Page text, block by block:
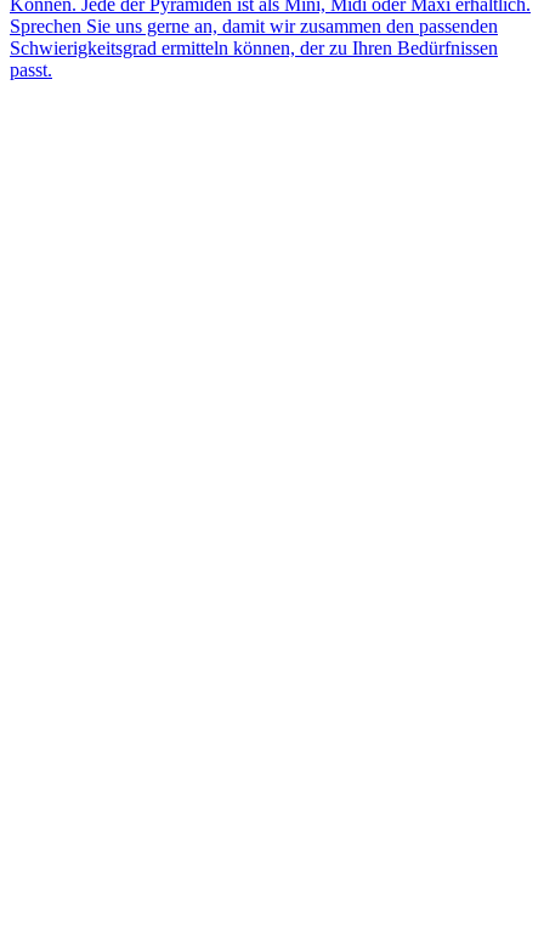
Sprechen Sie uns gerne an, damit wir zusammen den passenden
Schwierigkeitsgrad ermitteln können, der zu Ihren Bedürfnissen
passt.